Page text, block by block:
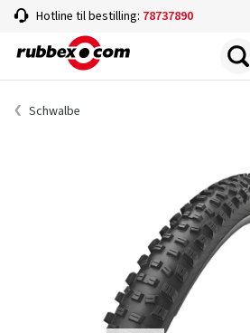
Hotline til bestilling: 78737890
Schwalbe